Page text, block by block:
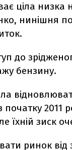
ціла низка
нинішня
до
бензину.
2011
їхній зиск
ринок